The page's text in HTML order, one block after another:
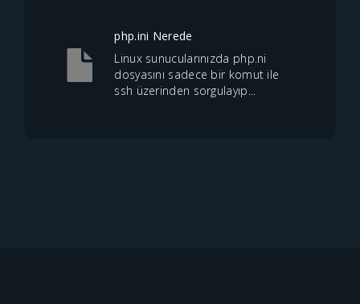
php.ini Nerede
Linux sunucularınızda php.ni
dosyasını sadece bir komut ile
ssh üzerinden sorgulayıp...